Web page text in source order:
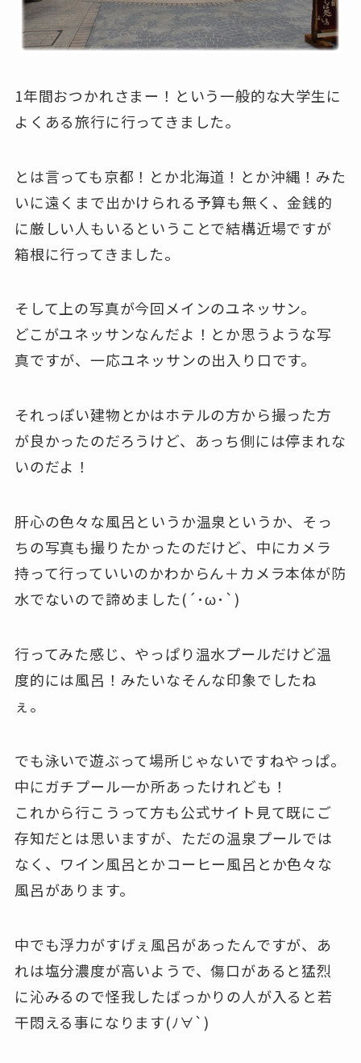
1年間おつかれさまー！という一般的な大学生に
よくある旅行に行ってきました。
とは言っても京都！とか北海道！とか沖縄！みた
いに遠くまで出かけられる予算も無く、金銭的
に厳しい人もいるということで結構近場ですが
箱根に行ってきました。
そして上の写真が今回メインのユネッサン。
どこがユネッサンなんだよ！とか思うような写
真ですが、一応ユネッサンの出入り口です。
それっぽい建物とかはホテルの方から撮った方
が良かったのだろうけど、あっち側には停まれな
いのだよ！
肝心の色々な風呂というか温泉というか、そっ
ちの写真も撮りたかったのだけど、中にカメラ
持って行っていいのかわからん＋カメラ本体が防
水でないので諦めました(´･ω･`)
行ってみた感じ、やっぱり温水プールだけど温
度的には風呂！みたいなそんな印象でしたね
ぇ。
でも泳いで遊ぶって場所じゃないですねやっぱ。
中にガチプール一か所あったけれども！
これから行こうって方も公式サイト見て既にご
存知だとは思いますが、ただの温泉プールでは
なく、ワイン風呂とかコーヒー風呂とか色々な
風呂があります。
中でも浮力がすげぇ風呂があったんですが、あ
れは塩分濃度が高いようで、傷口があると猛烈
に沁みるので怪我したばっかりの人が入ると若
干悶える事になります(ﾉ∀`)